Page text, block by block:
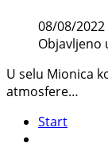
08/08/2022
Objavljeno
U selu Mionica
atmosfere…
Start